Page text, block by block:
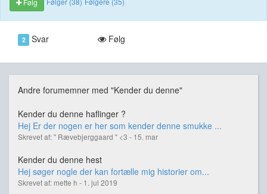
Følg
2 Svar Følg
Andre forumemner med "Kender du denne"
Kender du denne haflinger ?
Hej Er der nogen er her som kender denne smukke ...
Skrevet af: " Rævebjerggaard " <3 - 15. mar
Kender du denne hest
Hej søger nogle der kan fortælle mig historier om...
Skrevet af: mette h - 1. jul 2019